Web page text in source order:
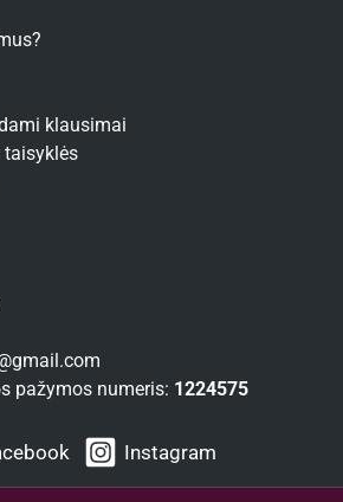
klausimai
taisyklės
pažymos numeris: 1224575
Instagram